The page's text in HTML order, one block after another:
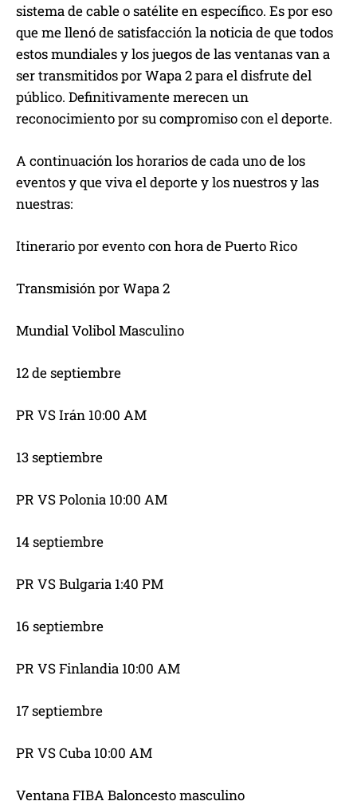
sistema de cable o satélite en específico. Es por eso
que me llenó de satisfacción la noticia de que todos
estos mundiales y los juegos de las ventanas van a
ser transmitidos por Wapa 2 para el disfrute del
público. Definitivamente merecen un
reconocimiento por su compromiso con el deporte.
A continuación los horarios de cada uno de los
eventos y que viva el deporte y los nuestros y las
nuestras:
Itinerario por evento con hora de Puerto Rico
Transmisión por Wapa 2
Mundial Volibol Masculino
12 de septiembre
PR VS Irán 10:00 AM
13 septiembre
PR VS Polonia 10:00 AM
14 septiembre
PR VS Bulgaria 1:40 PM
16 septiembre
PR VS Finlandia 10:00 AM
17 septiembre
PR VS Cuba 10:00 AM
Ventana FIBA Baloncesto masculino